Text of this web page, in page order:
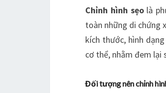
Chỉnh hình sẹolà
toàn những di chứng
kích thước, hình
cơ thể, nhằm đem
Đối tượng nên chỉnh